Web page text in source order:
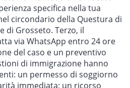
specifica nella tua
circondario della Questura di
di Grosseto. Terzo, il
via WhatsApp entro 24 ore
del caso e un preventivo
di immigrazione hanno
un permesso di soggiorno
immediata; un ricorso